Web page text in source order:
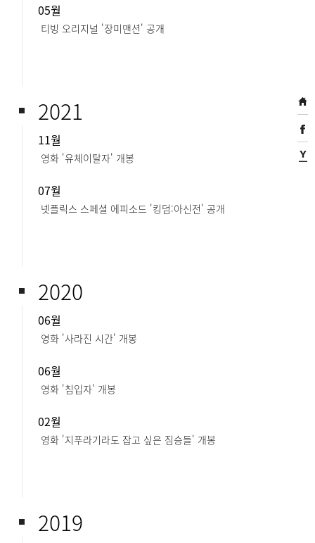
05월
티빙 오리지널 '장미맨션' 공개​
2021
11월
영화 '유체이탈자' 개봉​
07월
넷플릭스 스페셜 에피소드 '킹덤:아신전' 공개
2020
06월
영화 '사라진 시간' 개봉
06월
영화 '침입자' 개봉
02월
영화 '지푸라기라도 잡고 싶은 짐승들' 개봉
2019